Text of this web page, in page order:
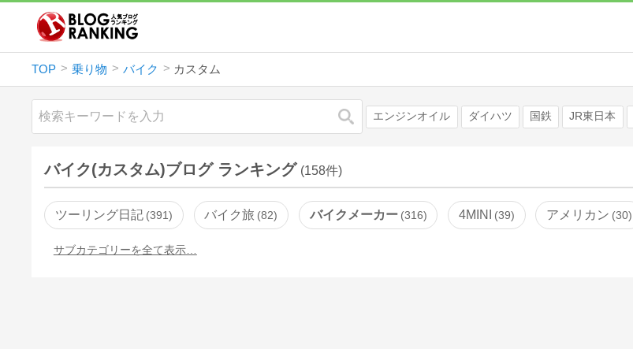
TOP 乗り物 バイク カスタム
検索 エンジンオイル ダイハツ 国鉄 JR東日本
バイク(カスタム)ブログ ランキング (158件)
ツーリング日記 391 バイク旅 82 バイクメーカー 316 4MINI 39 アメリカン 30
サブカテゴリーを全て表示…